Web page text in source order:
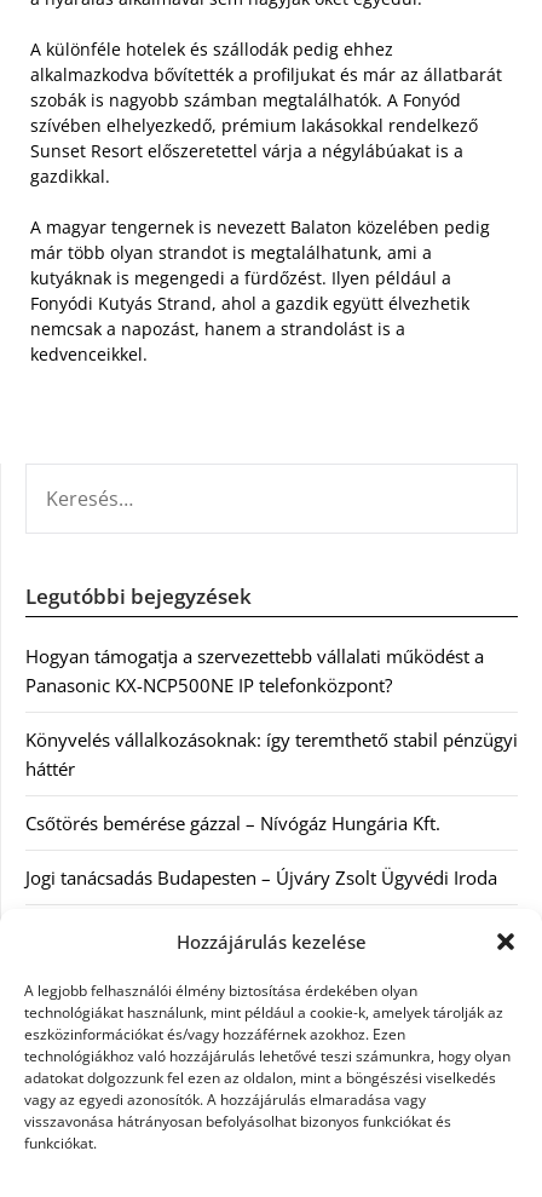
Hozzájárulás kezelése
A legjobb felhasználói élmény biztosítása érdekében olyan
technológiákat használunk, mint például a cookie-k, amelyek tárolják az
eszközinformációkat és/vagy hozzáférnek azokhoz. Ezen
technológiákhoz való hozzájárulás lehetővé teszi számunkra, hogy olyan
adatokat dolgozzunk fel ezen az oldalon, mint a böngészési viselkedés
vagy az egyedi azonosítók. A hozzájárulás elmaradása vagy
visszavonása hátrányosan befolyásolhat bizonyos funkciókat és
funkciókat.
A különféle hotelek és szállodák pedig ehhez
alkalmazkodva bővítették a profiljukat és már az állatbarát
szobák is nagyobb számban megtalálhatók. A Fonyód
szívében elhelyezkedő, prémium lakásokkal rendelkező
Sunset Resort előszeretettel várja a négylábúakat is a
gazdikkal.
A magyar tengernek is nevezett Balaton közelében pedig
már több olyan strandot is megtalálhatunk, ami a
kutyáknak is megengedi a fürdőzést. Ilyen például a
Fonyódi Kutyás Strand, ahol a gazdik együtt élvezhetik
nemcsak a napozást, hanem a strandolást is a
kedvenceikkel.
Legutóbbi bejegyzések
Hogyan támogatja a szervezettebb vállalati működést a
Panasonic KX-NCP500NE IP telefonközpont?
Könyvelés vállalkozásoknak: így teremthető stabil pénzügyi
háttér
Csőtörés bemérése gázzal – Nívógáz Hungária Kft.
Jogi tanácsadás Budapesten – Újváry Zsolt Ügyvédi Iroda
Arckrémek – mit érdemes tudni az öregedés lassításáról és
Kategóriák
Egyéb kategória
Szolgáltatás